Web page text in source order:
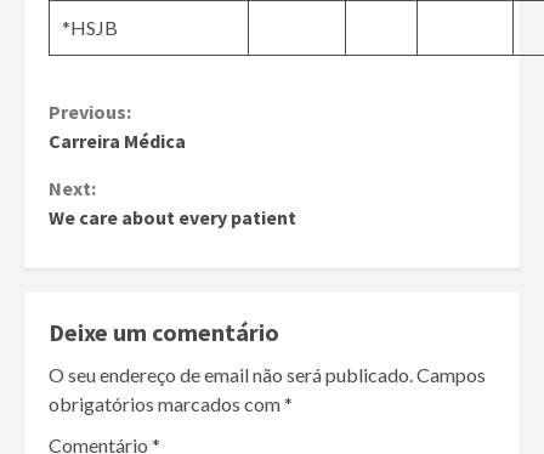
*HSJB
Continue
Previous:
Carreira Médica
Next:
We care about every patient
Deixe um comentário
O seu endereço de email não será publicado.Campos
obrigatórios marcados com*
Comentário *